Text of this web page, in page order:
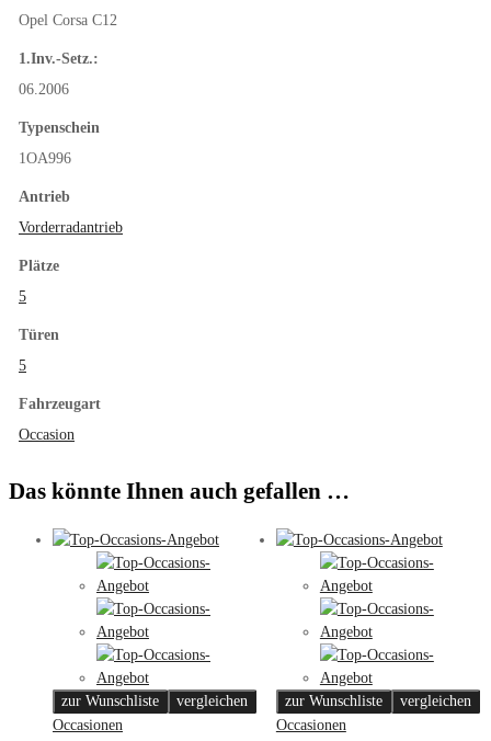
Opel Corsa C12
1.Inv.-Setz.:
06.2006
Typenschein
1OA996
Antrieb
Vorderradantrieb
Plätze
5
Türen
5
Fahrzeugart
Occasion
Das könnte Ihnen auch gefallen …
zur Wunschliste
vergleichen
Occasionen
zur Wunschliste
vergleichen
Occasionen